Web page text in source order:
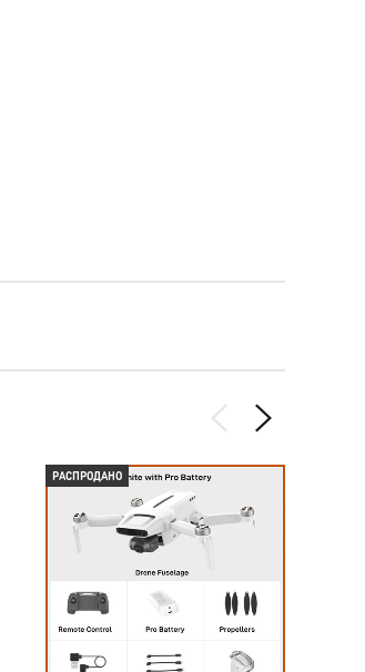
РАСПРОДАНО